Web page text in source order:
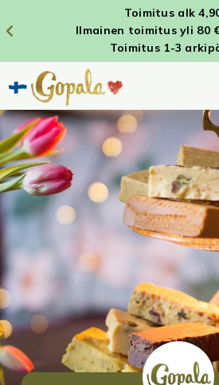
Toimitus alk
Ilmainen toimitus yli 80
Toimitus 1-3